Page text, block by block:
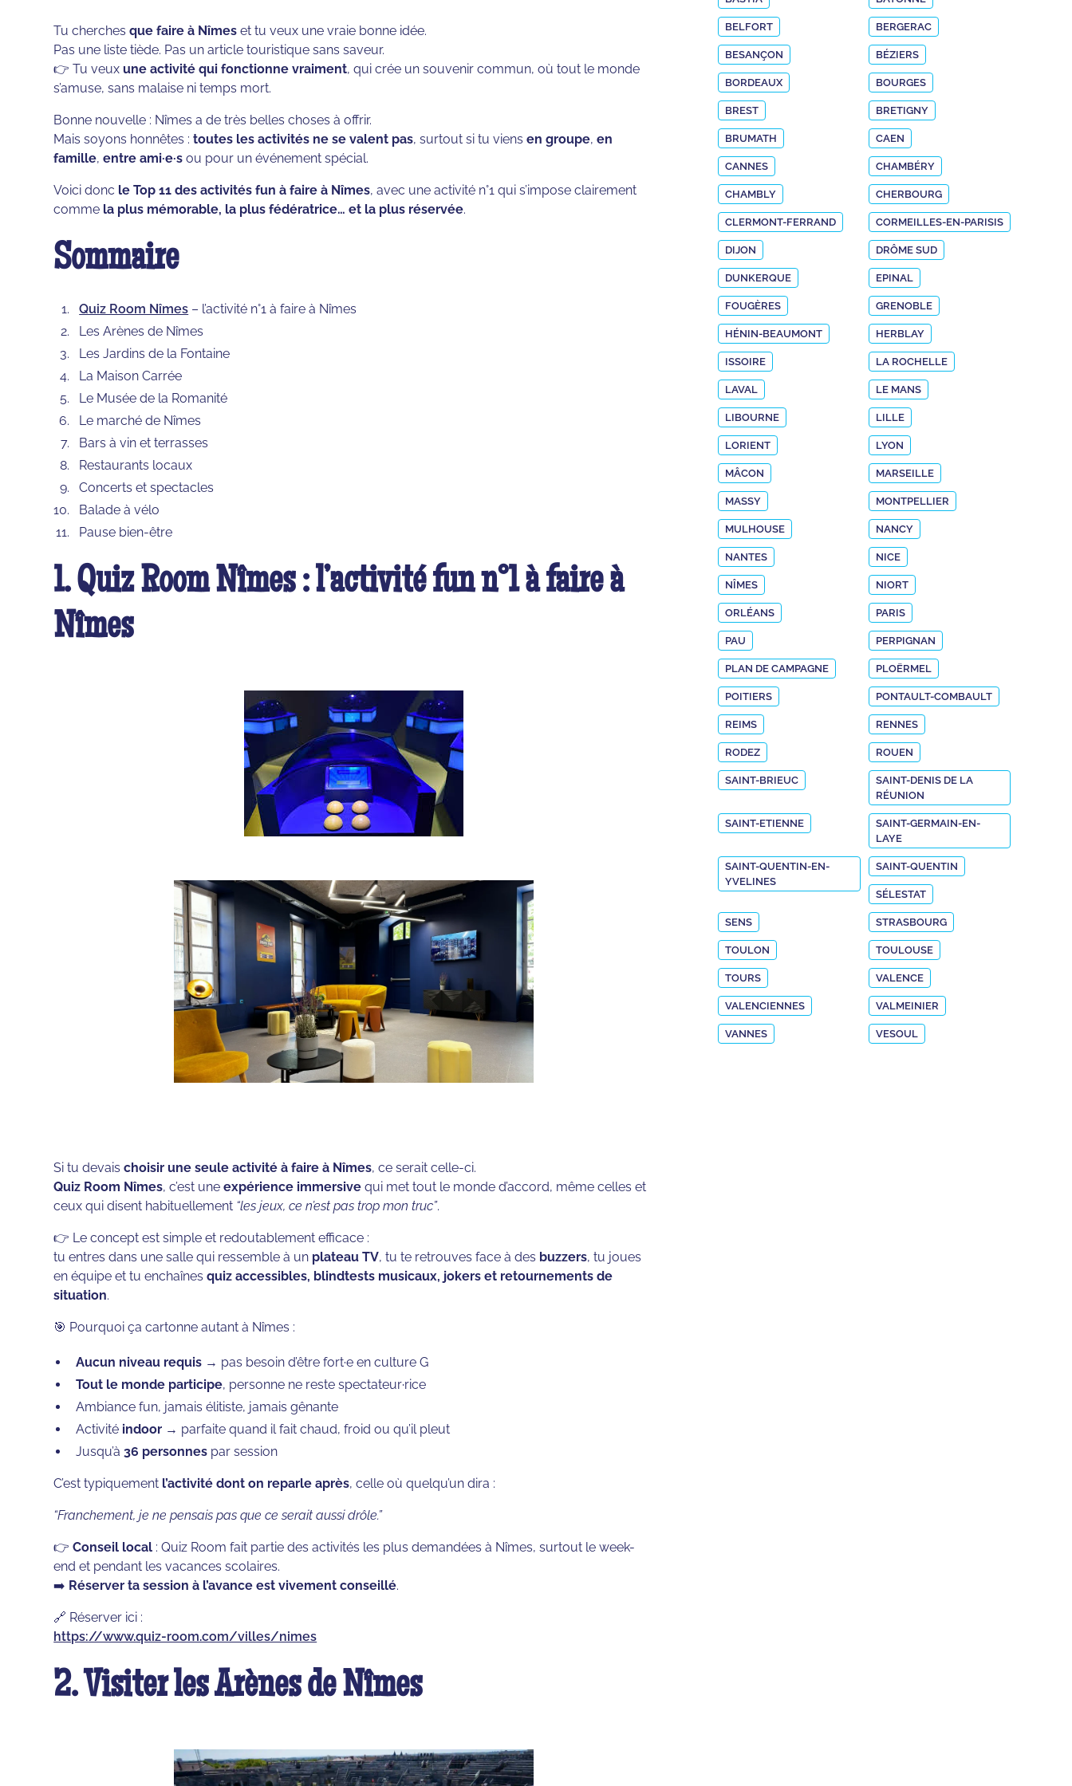
Tu cherchesque faire à Nîmes et tu veux une vraie bonne idée.
Pas une liste tiède. Pas un article touristique sans saveur.
👉 Tu veuxune activité qui fonctionne vraiment, qui crée un souvenir commun, où tout le monde
s’amuse, sans malaise ni temps mort.
Bonne nouvelle : Nîmes a de très belles choses à offrir.
Mais soyons honnêtes :toutes les activités ne se valent pas, surtout si tu viensen groupe,en
famille,entre ami·e·s ou pour un événement spécial.
Voici donc le Top 11 des activités fun à faire à Nîmes, avec une activité n°1 qui s’impose clairement
comme la plus mémorable, la plus fédératrice… et la plus réservée.
Sommaire
Quiz Room Nîmes – l’activité n°1 à faire à Nîmes
Les Arènes de Nîmes
Les Jardins de la Fontaine
La Maison Carrée
Le Musée de la Romanité
Le marché de Nîmes
Bars à vin et terrasses
Restaurants locaux
Concerts et spectacles
Balade à vélo
Pause bien-être
1. Quiz Room Nîmes : l’activité fun n°1 à faire à
Nîmes
Si tu devaischoisir une seule activité à faire à Nîmes, ce serait celle-ci.
Quiz Room Nîmes, c’est uneexpérience immersive qui met tout le monde d’accord, même celles et
ceux qui disent habituellement “les jeux, ce n’est pas trop mon truc”.
👉 Le concept est simple et redoutablement efficace :
tu entres dans une salle qui ressemble à un plateau TV, tu te retrouves face à des buzzers, tu joues
en équipe et tu enchaînesquiz accessibles, blindtests musicaux, jokers et retournements de
situation.
🎯 Pourquoi ça cartonne autant à Nîmes :
Aucun niveau requis → pas besoin d’être fort·e en culture G
Tout le monde participe, personne ne reste spectateur·rice
Ambiance fun, jamais élitiste, jamais gênante
Activité indoor → parfaite quand il fait chaud, froid ou qu’il pleut
Jusqu’à36 personnes par session
C’est typiquement l’activité dont on reparle après, celle où quelqu’un dira :
“Franchement, je ne pensais pas que ce serait aussi drôle.”
👉Conseil local : Quiz Room fait partie des activités les plus demandées à Nîmes, surtout le week-
end et pendant les vacances scolaires.
➡️ Réserver ta session à l’avance est vivement conseillé.
🔗 Réserver ici :
https://www.quiz-room.com/villes/nimes
2. Visiter les Arènes de Nîmes
BELFORT BERGERAC
BESANÇON BÉZIERS
BORDEAUX BOURGES
BREST BRETIGNY
BRUMATH CAEN
CANNES CHAMBÉRY
CHAMBLY CHERBOURG
CLERMONT-FERRAND CORMEILLES-EN-PARISIS
DIJON DRÔME SUD
DUNKERQUE EPINAL
FOUGÈRES GRENOBLE
HÉNIN-BEAUMONT HERBLAY
ISSOIRE LA ROCHELLE
LAVAL LE MANS
LIBOURNE LILLE
LORIENT LYON
MÂCON MARSEILLE
MASSY MONTPELLIER
MULHOUSE NANCY
NANTES NICE
NÎMES NIORT
ORLÉANS PARIS
PAU PERPIGNAN
PLAN DE CAMPAGNE PLOËRMEL
POITIERS PONTAULT-COMBAULT
REIMS RENNES
RODEZ ROUEN
SAINT-BRIEUC
SAINT-DENIS DE LA
RÉUNION
SAINT-ETIENNE
SAINT-GERMAIN-EN-
LAYE
SAINT-QUENTIN-EN-
YVELINES
SAINT-QUENTIN
SÉLESTAT
SENS STRASBOURG
TOULON TOULOUSE
TOURS VALENCE
VALENCIENNES VALMEINIER
VANNES VESOUL